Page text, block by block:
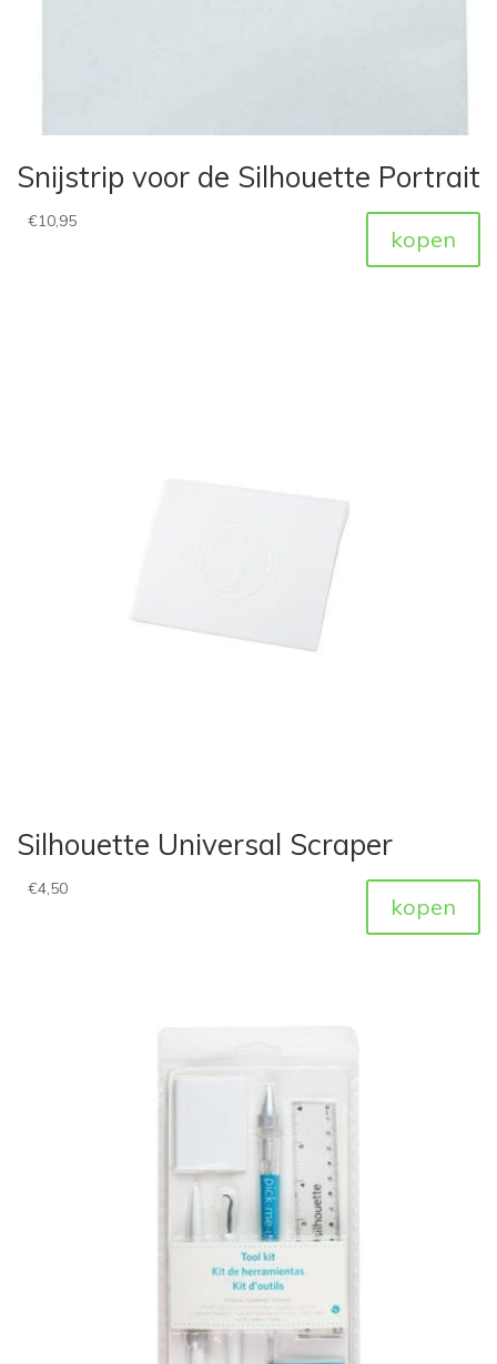
Snijstrip voor de Silhouette Portrait
€10,95
kopen
Silhouette Universal Scraper
€4,50
kopen